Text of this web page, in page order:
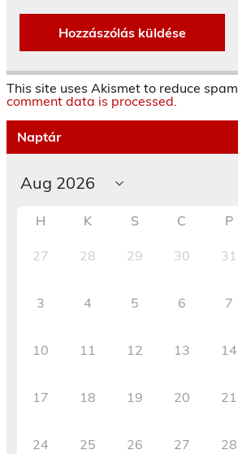
This site uses Akismet to reduce spam.
comment data is processed.
Naptár
H K S C P
27 28 29 30 31
3 4 5 6 7
10 11 12 13 14
17 18 19 20 21
24 25 26 27 28